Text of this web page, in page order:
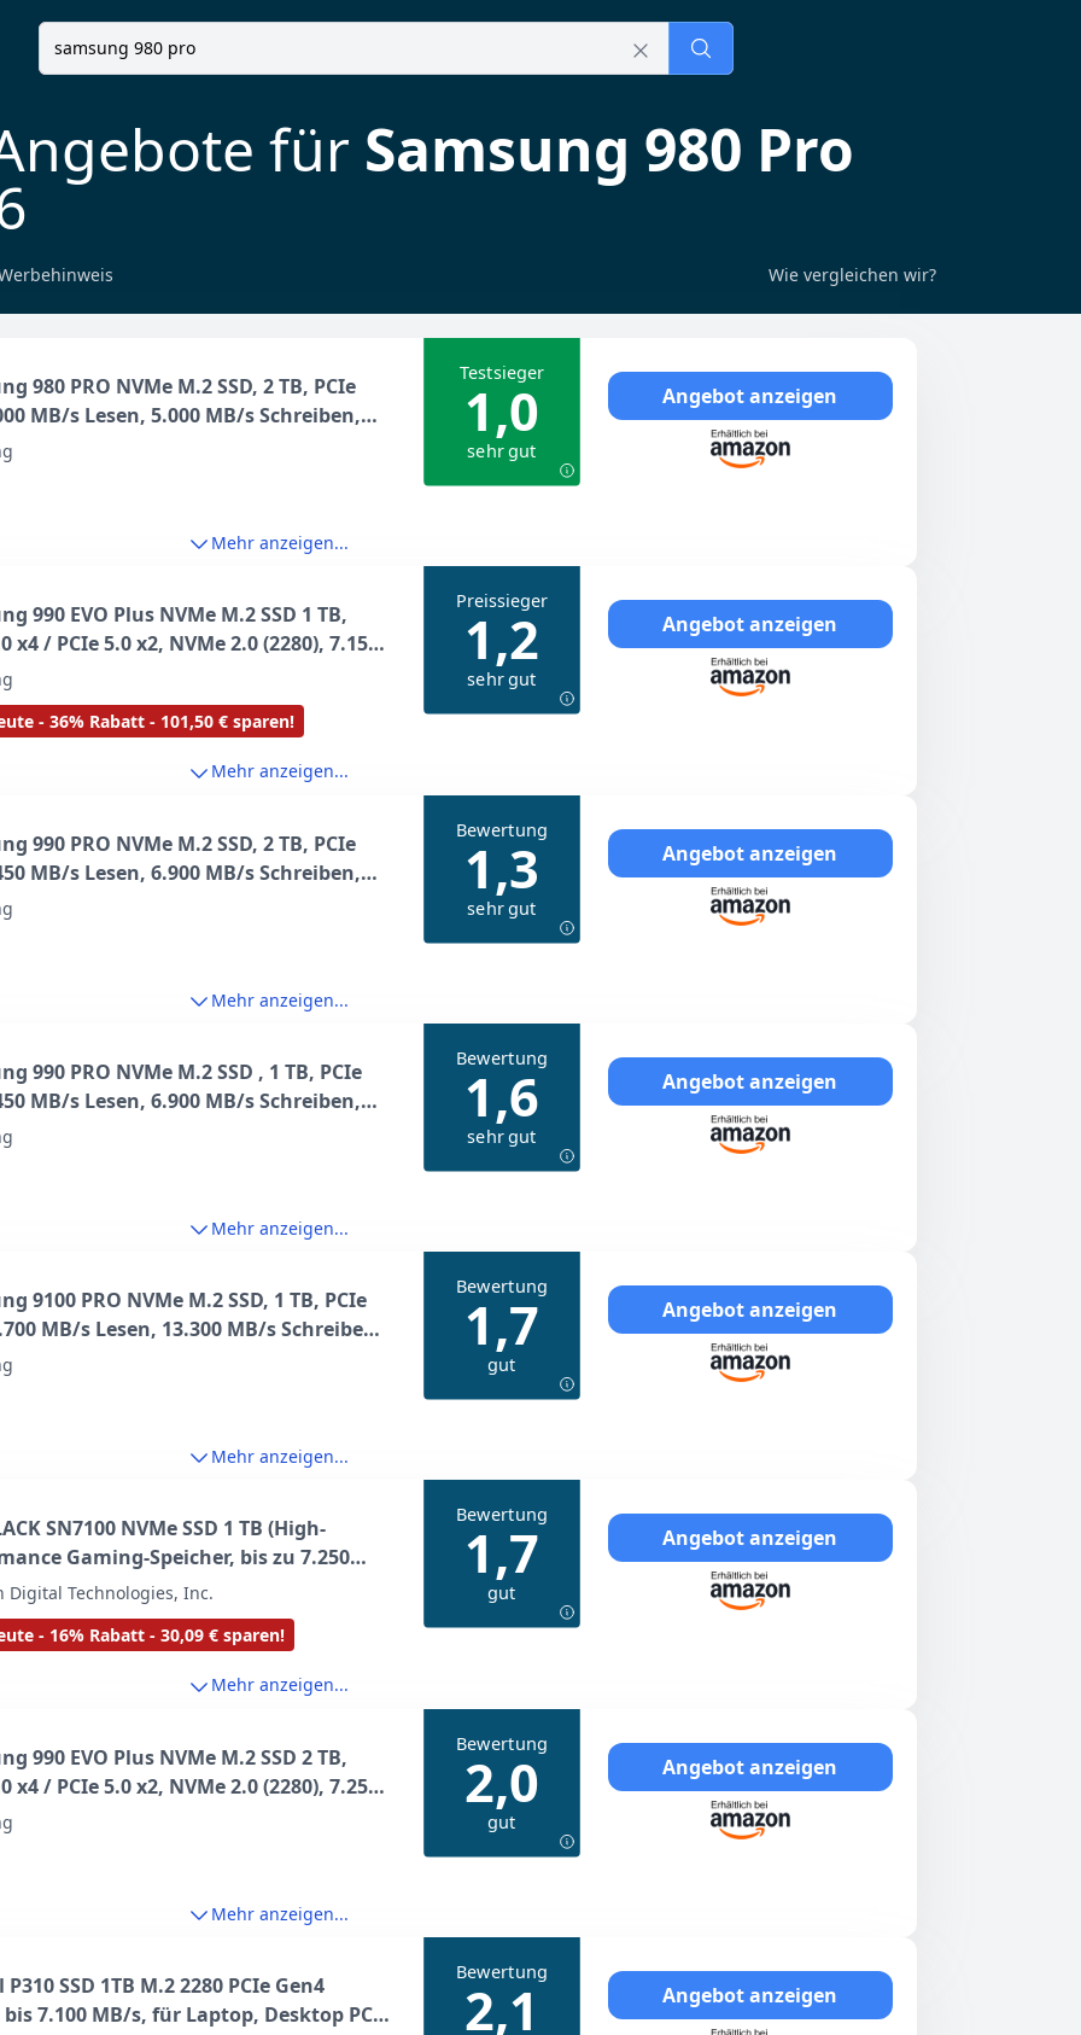
für Samsung 980 Pro
Wie vergleichen wir?
980 PRO NVMe M.2 SSD, 2 TB, PCIe
MB/s Lesen, 5.000 MB/s Schreiben,
SSD für Gaming und
Testsieger
1,0
sehr gut
Angebot anzeigen
Mehr anzeigen...
990 EVO Plus NVMe M.2 SSD 1 TB,
x4 / PCIe 5.0 x2, NVMe 2.0 (2280), 7.150
6.300 MB/s Schreiben, Interne SSD
und Grafikbearbeitung, MZ-
- 36% Rabatt - 101,50 € sparen!
Preissieger
1,2
sehr gut
Angebot anzeigen
Mehr anzeigen...
990 PRO NVMe M.2 SSD, 2 TB, PCIe
MB/s Lesen, 6.900 MB/s Schreiben,
SSD, Interne SSD für Gaming und
Bewertung
1,3
sehr gut
Angebot anzeigen
Mehr anzeigen...
990 PRO NVMe M.2 SSD , 1 TB, PCIe
MB/s Lesen, 6.900 MB/s Schreiben,
SSD für Gaming und
Bewertung
1,6
sehr gut
Angebot anzeigen
Mehr anzeigen...
9100 PRO NVMe M.2 SSD, 1 TB, PCIe
MB/s Lesen, 13.300 MB/s Schreiben,
SSD für Gaming, Videobearbeitung
Bewertung
1,7
gut
Angebot anzeigen
Mehr anzeigen...
SN7100 NVMe SSD 1 TB (High-
Gaming-Speicher, bis zu 7.250
PCIe Gen4, Energieeffizienz, für
Laptop & Handheld-Spielekonsolen) -
BY SANDISK
Digital Technologies, Inc.
- 16% Rabatt - 30,09 € sparen!
Bewertung
1,7
gut
Angebot anzeigen
Mehr anzeigen...
990 EVO Plus NVMe M.2 SSD 2 TB,
x4 / PCIe 5.0 x2, NVMe 2.0 (2280), 7.250
6.300 MB/s Schreiben, Interne SSD
Bewertung
2,0
gut
Angebot anzeigen
Mehr anzeigen...
SSD 1TB M.2 2280 PCIe Gen4
bis 7.100 MB/s, für Laptop, Desktop PC
Bewertung
2,1 Angebot anzeigen